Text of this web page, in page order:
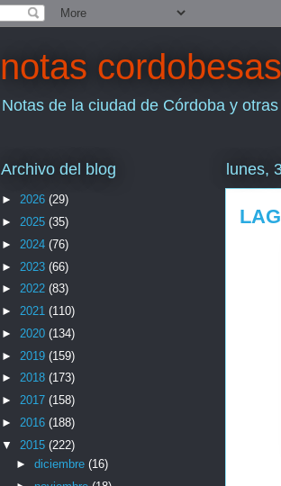
notas cordobesas
Notas de la ciudad de Córdoba y
lunes,
Archivo del blog
► 2026 (29)
► 2025 (35)
► 2024 (76)
► 2023 (66)
► 2022 (83)
► 2021 (110)
► 2020 (134)
► 2019 (159)
► 2018 (173)
► 2017 (158)
► 2016 (188)
▼ 2015 (222)
► diciembre (16)